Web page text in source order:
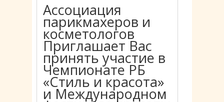
Ассоциация
парикмахеров и
косметологов
Приглашает Вас
принять участие в
Чемпионате РБ
«Стиль и красота»
и Международном